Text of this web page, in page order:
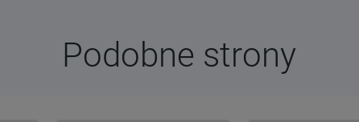
Podobne strony